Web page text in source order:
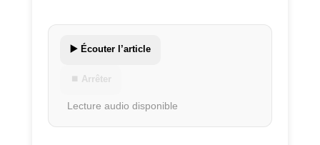
▶️ Écouter l’article
⏹ Arrêter
Lecture audio disponible